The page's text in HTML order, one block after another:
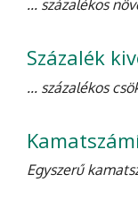
... százalékos
Százalék
... százalékos
Egyszerű